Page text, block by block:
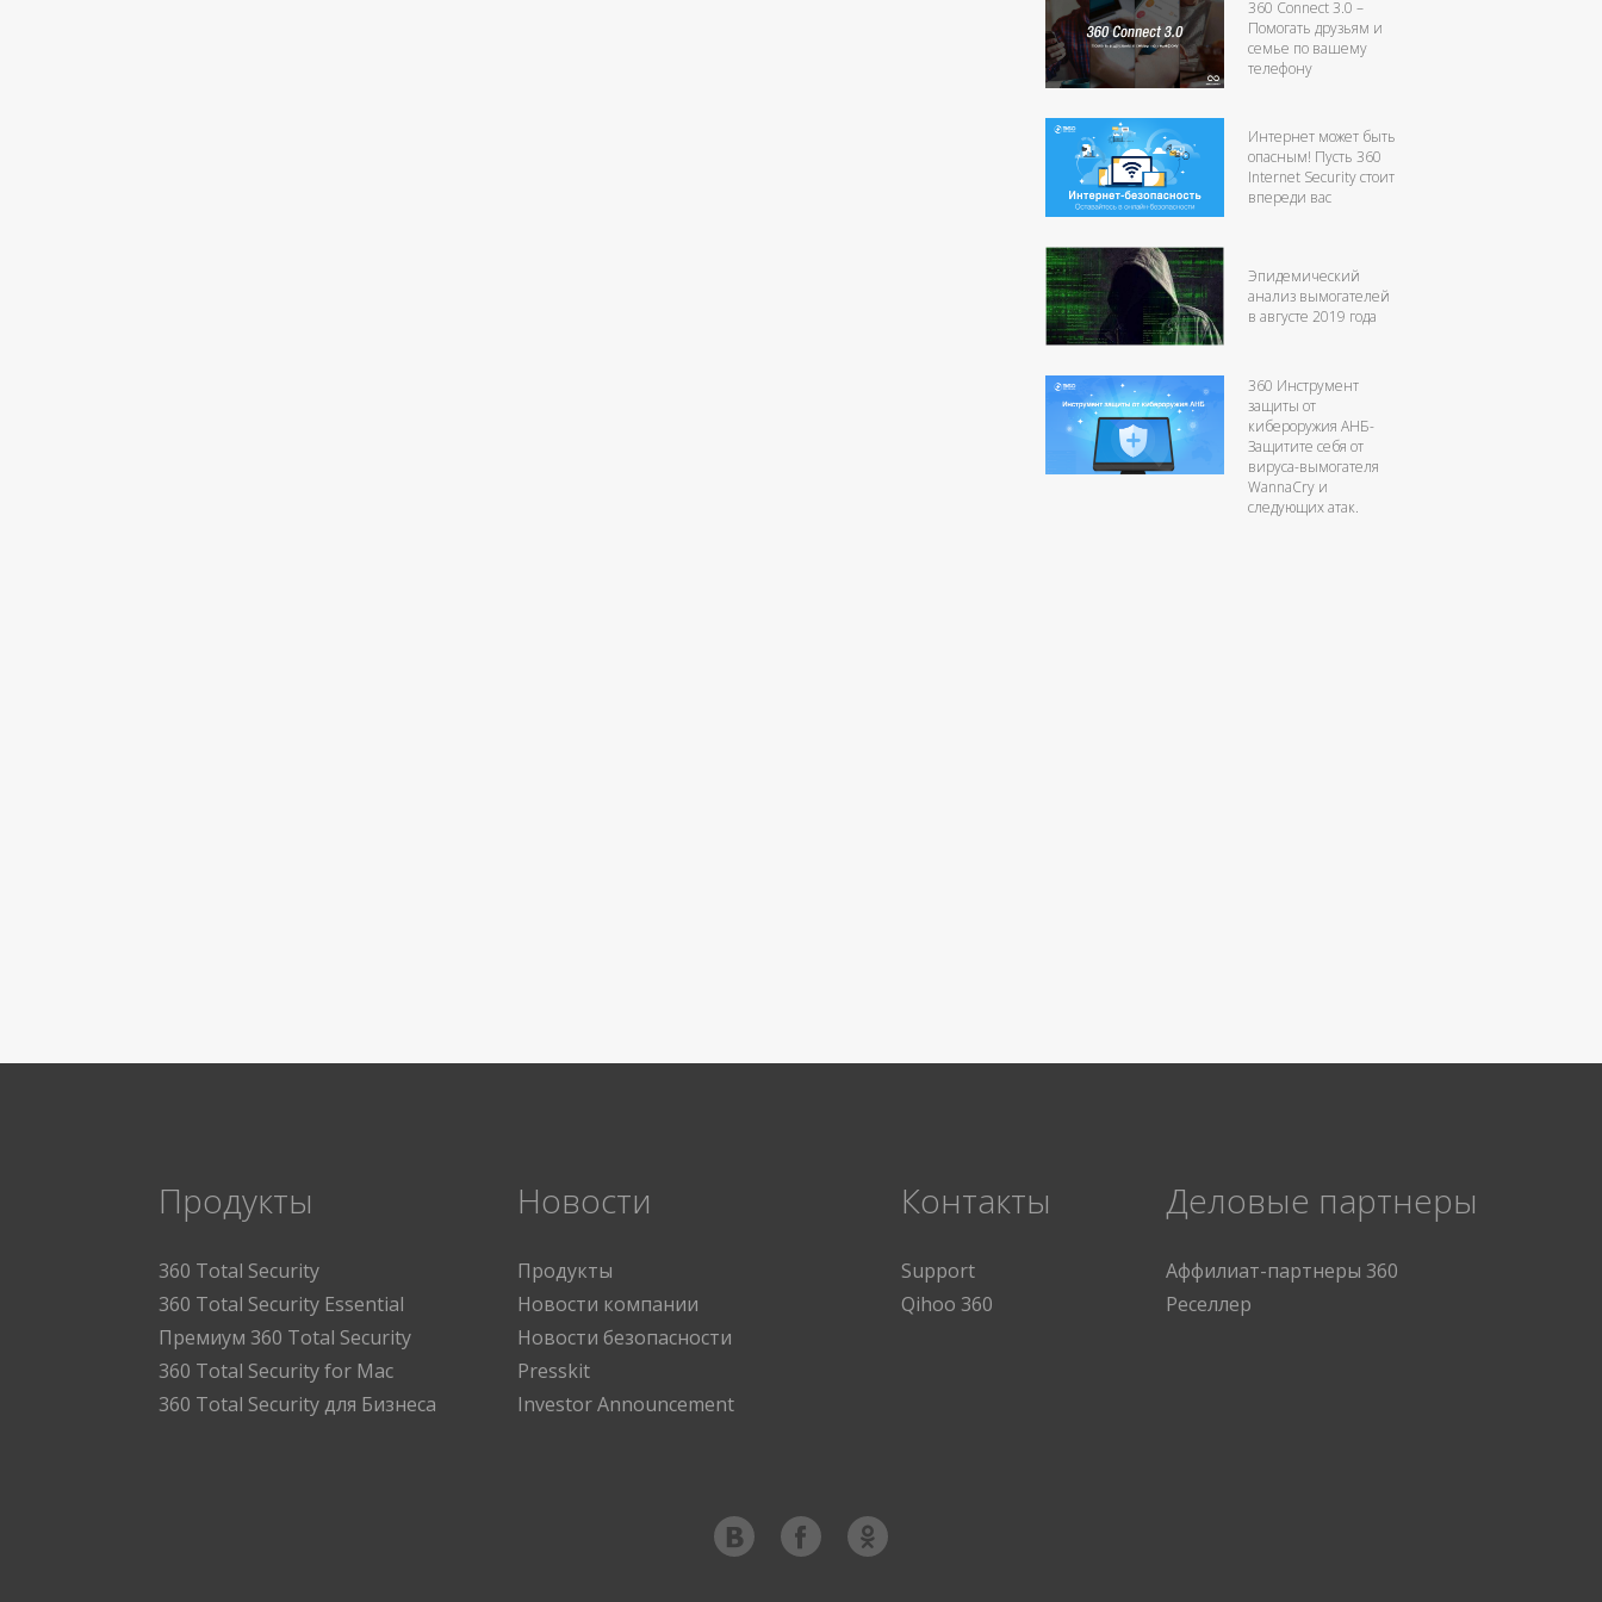
360 Connect 3.0 –
Помогать друзьям и
семье по вашему
телефону
Интернет может быть
опасным! Пусть 360
Internet Security стоит
впереди вас
Эпидемический
анализ вымогателей
в августе 2019 года
360 Инструмент
защиты от
кибероружия АНБ-
Защитите себя от
вируса-вымогателя
WannaCry и
следующих атак.
Продукты
360 Total Security
360 Total Security Essential
Премиум 360 Total Security
360 Total Security for Mac
360 Total Security для Бизнеса
Новости
Продукты
Новости компании
Новости безопасности
Presskit
Investor Announcement
Контакты
Support
Qihoo 360
Деловые партнеры
Аффилиат-партнеры 360
Реселлер